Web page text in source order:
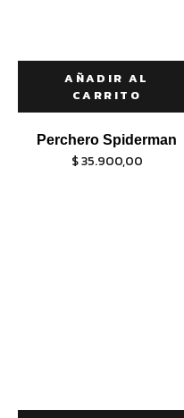
AÑADIR AL
CARRITO
Perchero Spiderman
$35.900,00